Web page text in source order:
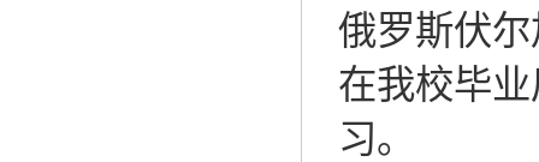
俄罗斯伏
在我校毕
习。